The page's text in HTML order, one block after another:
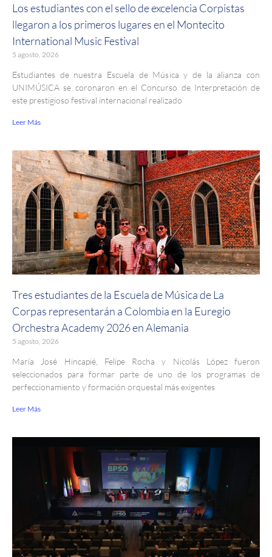
Los estudiantes con el sello de excelencia Corpistas
llegaron a los primeros lugares en el Montecito
International Music Festival
5 agosto, 2026
Estudiantes de nuestra Escuela de Música y de la alianza con
UNIMÚSICA se coronaron en el Concurso de Interpretación de
este prestigioso festival internacional realizado
Leer Más
Tres estudiantes de la Escuela de Música de La
Corpas representarán a Colombia en la Euregio
Orchestra Academy 2026 en Alemania
5 agosto, 2026
María José Hincapié, Felipe Rocha y Nicolás López fueron
seleccionados para formar parte de uno de los programas de
perfeccionamiento y formación orquestal más exigentes
Leer Más